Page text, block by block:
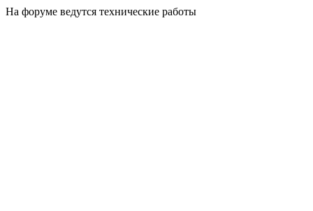
На форуме ведутся технические работы